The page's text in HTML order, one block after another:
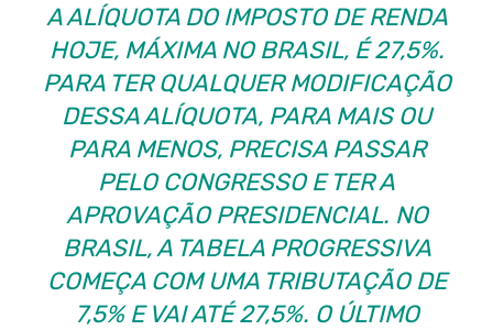
A ALÍQUOTA DO IMPOSTO DE RENDA
HOJE, MÁXIMA NO BRASIL, É 27,5%.
PARA TER QUALQUER MODIFICAÇÃO
DESSA ALÍQUOTA, PARA MAIS OU
PARA MENOS, PRECISA PASSAR
PELO CONGRESSO E TER A
APROVAÇÃO PRESIDENCIAL. NO
BRASIL, A TABELA PROGRESSIVA
COMEÇA COM UMA TRIBUTAÇÃO DE
7,5% E VAI ATÉ 27,5%. O ÚLTIMO